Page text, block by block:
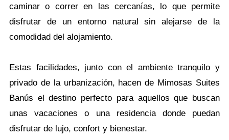
caminar o correr en las cercanías, lo que permite
disfrutar de un entorno natural sin alejarse de la
comodidad del alojamiento.
Estas facilidades, junto con el ambiente tranquilo y
privado de la urbanización, hacen de Mimosas Suites
Banús el destino perfecto para aquellos que buscan
unas vacaciones o una residencia donde puedan
disfrutar de lujo, confort y bienestar.